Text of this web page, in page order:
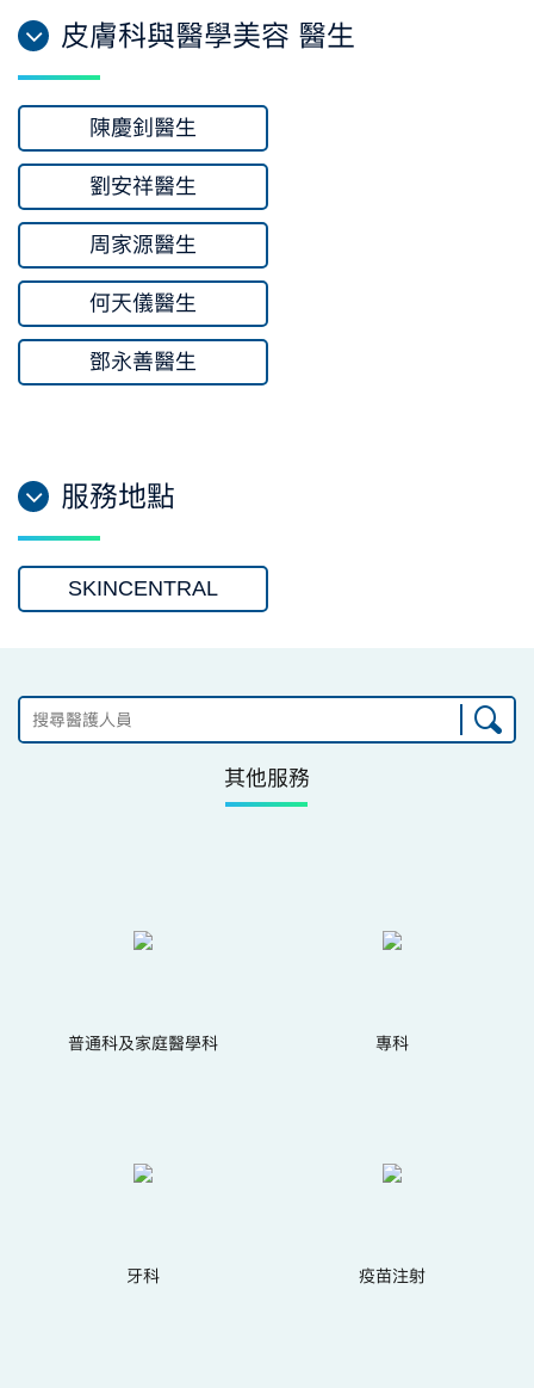
皮膚科與醫學美容 醫生
陳慶釗醫生
劉安祥醫生
周家源醫生
何天儀醫生
鄧永善醫生
服務地點
SKINCENTRAL
其他服務
普通科及家庭醫學科 專科
牙科 疫苗注射